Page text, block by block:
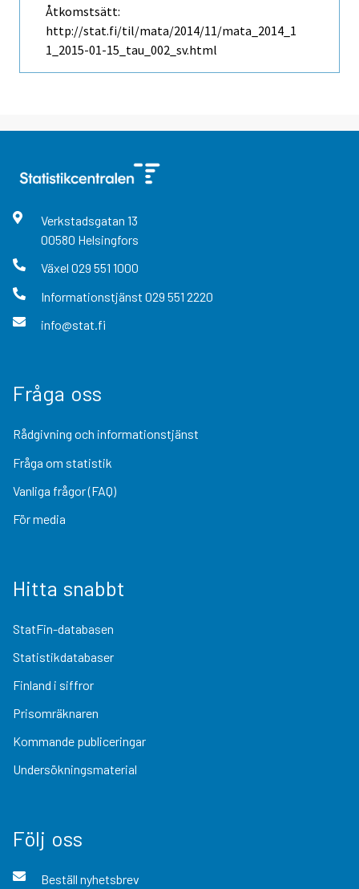
Åtkomstsätt:
http://stat.fi/til/mata/2014/11/mata_2014_1
1_2015-01-15_tau_002_sv.html
Verkstadsgatan 13
00580 Helsingfors
Växel 029 551 1000
Informationstjänst 029 551 2220
info@stat.fi
Fråga oss
Rådgivning och informationstjänst
Fråga om statistik
Vanliga frågor (FAQ)
För media
Hitta snabbt
StatFin-databasen
Statistikdatabaser
Finland i siffror
Prisomräknaren
Kommande publiceringar
Undersökningsmaterial
Följ oss
Beställ nyhetsbrev